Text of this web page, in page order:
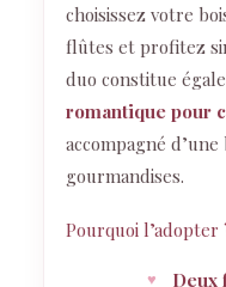
choisissez votre
flûtes et profitez
duo constitue
romantique pour
accompagné
gourmandises.
Pourquoi l’adopter
Deux